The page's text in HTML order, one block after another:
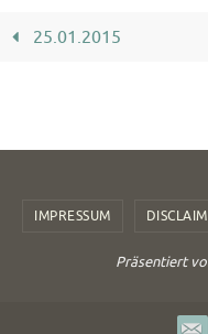
25.01.2015
IMPRESSUM
Präsentiert